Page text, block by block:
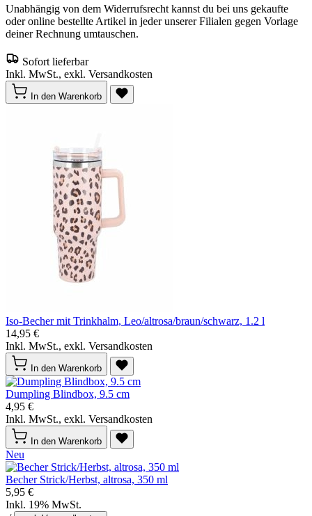
Unabhängig von dem Widerrufsrecht kannst du bei uns gekaufte
oder online bestellte Artikel in jeder unserer Filialen gegen Vorlage
deiner Rechnung umtauschen.
Sofort lieferbar
Inkl. MwSt., exkl. Versandkosten
In den Warenkorb
Iso-Becher mit Trinkhalm, Leo/altrosa/braun/schwarz, 1.2 l
14,95 €
Inkl. MwSt., exkl. Versandkosten
In den Warenkorb
Dumpling Blindbox, 9.5 cm
4,95 €
Inkl. MwSt., exkl. Versandkosten
In den Warenkorb
Neu
Becher Strick/Herbst, altrosa, 350 ml
5,95 €
Inkl. 19% MwSt.